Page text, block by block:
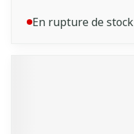
En rupture de stock